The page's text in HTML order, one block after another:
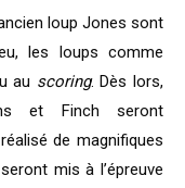
loup Jones sont
les loups comme
au scoring. Dès lors,
et Finch seront
de magnifiques
mis à l’épreuve